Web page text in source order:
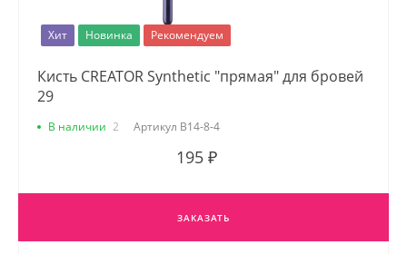
Хит Новинка Рекомендуем
Кисть CREATOR Synthetic "прямая" для бровей
29
В наличии 2 Артикул В14-8-4
195 ₽
ЗАКАЗАТЬ